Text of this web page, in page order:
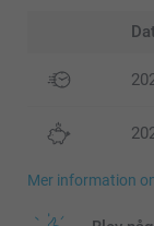
Mer information